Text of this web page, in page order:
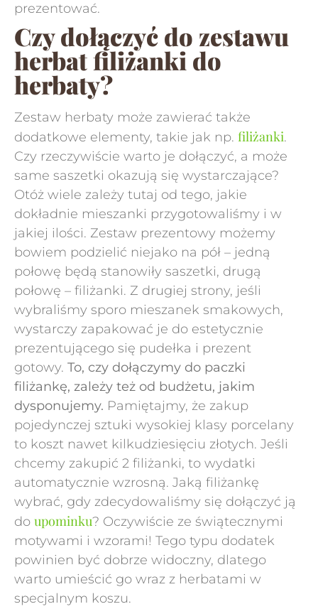
prezentować.
Czy dołączyć do zestawu
herbat filiżanki do
herbaty?
Zestaw herbaty może zawierać także
dodatkowe elementy, takie jak np. filiżanki.
Czy rzeczywiście warto je dołączyć, a może
same saszetki okazują się wystarczające?
Otóż wiele zależy tutaj od tego, jakie
dokładnie mieszanki przygotowaliśmy i w
jakiej ilości. Zestaw prezentowy możemy
bowiem podzielić niejako na pół – jedną
połowę będą stanowiły saszetki, drugą
połowę – filiżanki. Z drugiej strony, jeśli
wybraliśmy sporo mieszanek smakowych,
wystarczy zapakować je do estetycznie
prezentującego się pudełka i prezent
gotowy. To, czy dołączymy do paczki
filiżankę, zależy też od budżetu, jakim
dysponujemy. Pamiętajmy, że zakup
pojedynczej sztuki wysokiej klasy porcelany
to koszt nawet kilkudziesięciu złotych. Jeśli
chcemy zakupić 2 filiżanki, to wydatki
automatycznie wzrosną. Jaką filiżankę
wybrać, gdy zdecydowaliśmy się dołączyć ją
do upominku? Oczywiście ze świątecznymi
motywami i wzorami! Tego typu dodatek
powinien być dobrze widoczny, dlatego
warto umieścić go wraz z herbatami w
specjalnym koszu.